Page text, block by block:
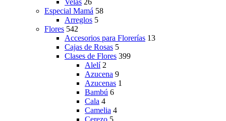
Velas 26
Especial Mamá 58
Arreglos 5
Flores 542
Accesorios para Florerías 13
Cajas de Rosas 5
Clases de Flores 399
Alelí 2
Azucena 9
Azucenas 1
Bambú 6
Cala 4
Camelia 4
Cerezo 5